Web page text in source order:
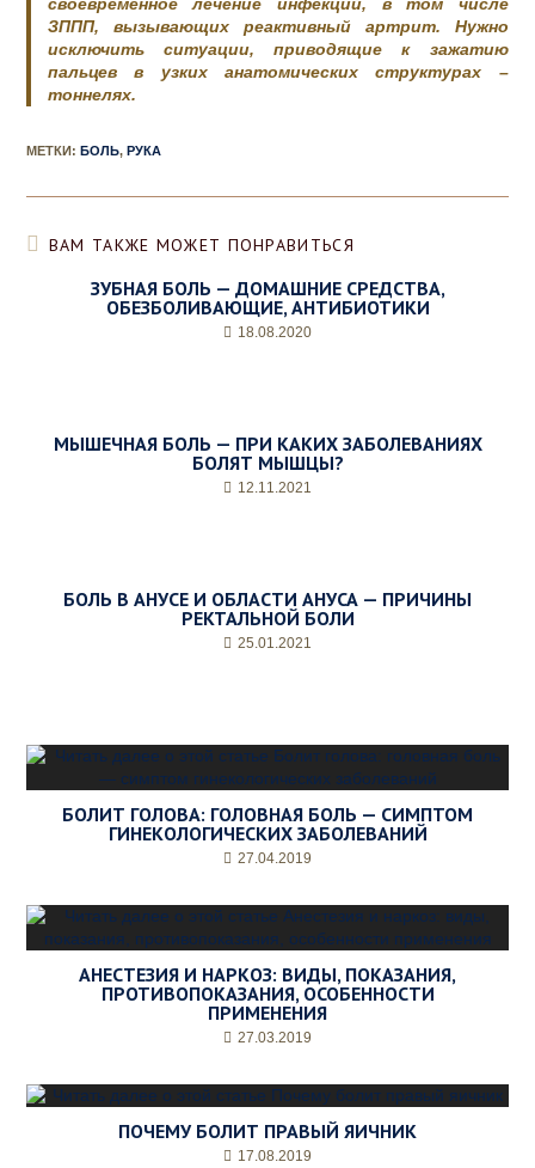
своевременное лечение инфекций, в том числе
ЗППП, вызывающих реактивный артрит. Нужно
исключить ситуации, приводящие к зажатию
пальцев в узких анатомических структурах –
тоннелях.
МЕТКИ : БОЛЬ, РУКА
ВАМ ТАКЖЕ МОЖЕТ ПОНРАВИТЬСЯ
ЗУБНАЯ БОЛЬ — ДОМАШНИЕ СРЕДСТВА,
ОБЕЗБОЛИВАЮЩИЕ, АНТИБИОТИКИ
18.08.2020
МЫШЕЧНАЯ БОЛЬ — ПРИ КАКИХ ЗАБОЛЕВАНИЯХ
БОЛЯТ МЫШЦЫ?
12.11.2021
БОЛЬ В АНУСЕ И ОБЛАСТИ АНУСА — ПРИЧИНЫ
РЕКТАЛЬНОЙ БОЛИ
25.01.2021
БОЛИТ ГОЛОВА: ГОЛОВНАЯ БОЛЬ — СИМПТОМ
ГИНЕКОЛОГИЧЕСКИХ ЗАБОЛЕВАНИЙ
27.04.2019
АНЕСТЕЗИЯ И НАРКОЗ: ВИДЫ, ПОКАЗАНИЯ,
ПРОТИВОПОКАЗАНИЯ, ОСОБЕННОСТИ
ПРИМЕНЕНИЯ
27.03.2019
ПОЧЕМУ БОЛИТ ПРАВЫЙ ЯИЧНИК
17.08.2019